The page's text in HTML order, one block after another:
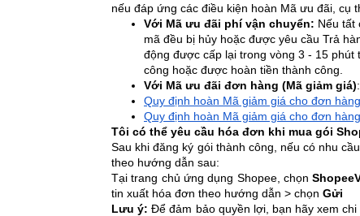
nếu đáp ứng các điều kiện hoàn Mã ưu đãi, cụ
Với Mã ưu đãi phí vận chuyển: Nếu tất
mã đều bị hủy hoặc được yêu cầu Trả
động được cấp lại trong vòng 3 - 15
công hoặc được hoàn tiền thành công.
Với Mã ưu đãi đơn hàng (Mã giảm giá)
Quy định hoàn Mã giảm giá cho đơn
Quy định hoàn Mã giảm giá cho đơn
Tôi có thể yêu cầu hóa đơn khi mua gói
Sau khi đăng ký gói thành công, nếu có nhu
theo hướng dẫn sau:
Tại trang chủ ứng dụng Shopee, chọn
tin xuất hóa đơn theo hướng dẫn > chọn Gửi
Lưu ý: Để đảm bảo quyền lợi, bạn hãy xem